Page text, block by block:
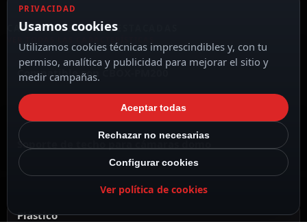
CARACTERÍSTICAS DESTACADAS
Compatible con CBOX-PM200
Soporte de techo para cámaras domo
Plástico
PRIVACIDAD
Usamos cookies
Utilizamos cookies técnicas imprescindibles y, con tu
permiso, analítica y publicidad para mejorar el sitio y
medir campañas.
Aceptar todas
Rechazar no necesarias
Configurar cookies
Ver política de cookies